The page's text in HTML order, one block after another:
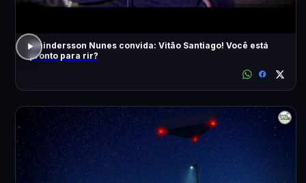
Whindersson Nunes convida: Vitão Santiago! Você está
pronto para rir?